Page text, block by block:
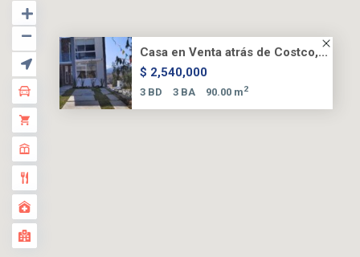
Casa en Venta atrás de Costco,...
$ 2,540,000
3 BD 3 BA 90.00 m2